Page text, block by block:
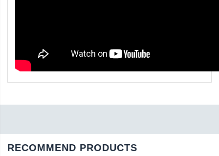
RECOMMEND PRODUCTS